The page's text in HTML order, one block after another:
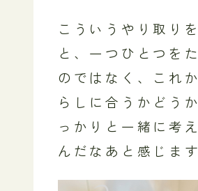
こういうやり取り
と、一つひとつを
のではなく、これ
らしに合うかどう
っかりと一緒に考
んだなあと感じます